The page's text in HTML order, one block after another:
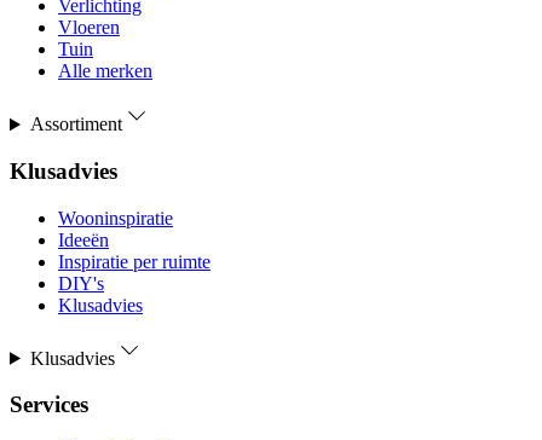
Verlichting
Vloeren
Tuin
Alle merken
Assortiment
Klusadvies
Wooninspiratie
Ideeën
Inspiratie per ruimte
DIY's
Klusadvies
Klusadvies
Services